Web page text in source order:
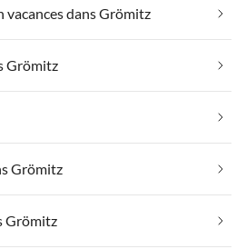
vacances dans Grömitz
Grömitz
Grömitz
Grömitz